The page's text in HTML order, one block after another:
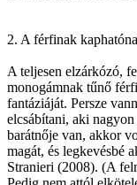
2. A férfinak
A teljesen elzárkózó,
monogámnak tűnő
fantáziáját. Persze
elcsábítani, aki
barátnője van, akkor
magát, és legkevésbé
Stranieri (2008). (A